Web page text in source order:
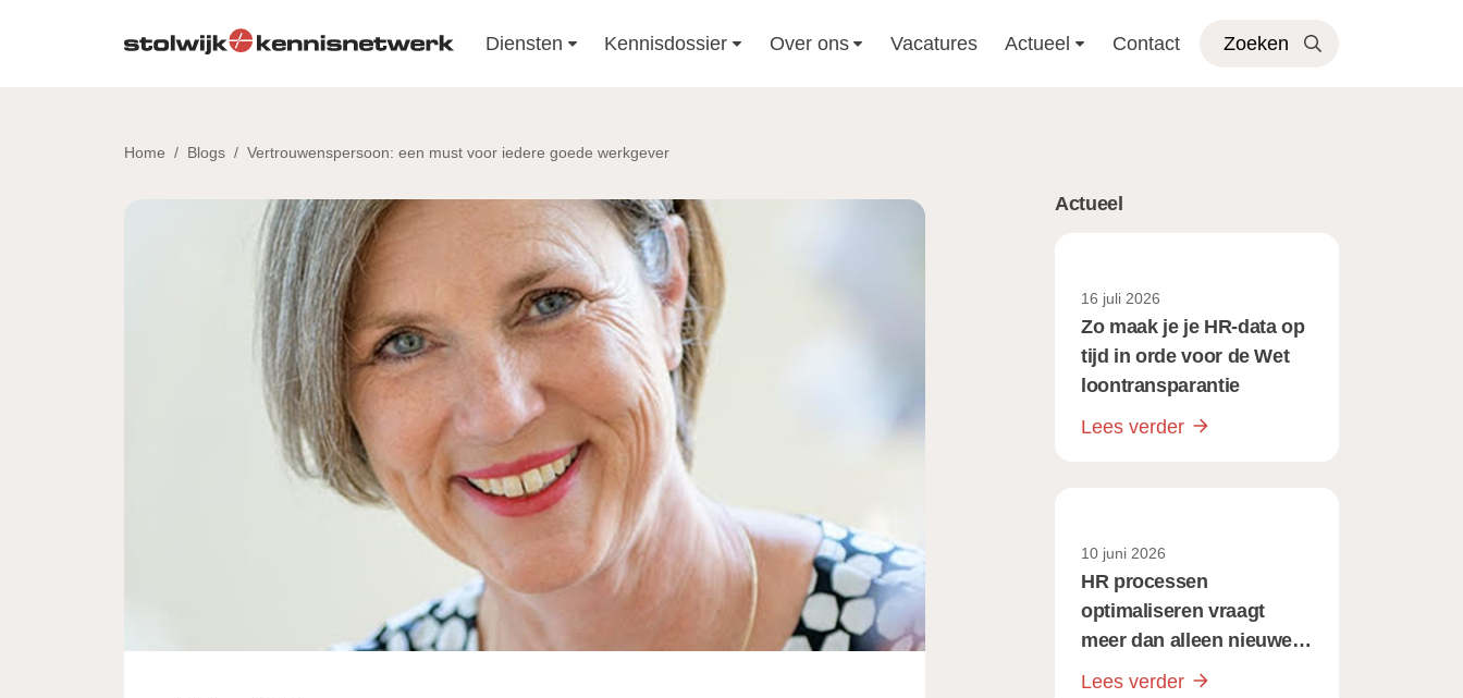
Diensten
Kennisdossier Over ons Vacatures Actueel Contact Zoeken
Home / Blogs / Vertrouwenspersoon: een must voor iedere goede werkgever
Actueel
16 juli 2026
Zo maak je je HR-data op
tijd in orde voor de Wet
loontransparantie
Lees verder
10 juni 2026
HR processen
optimaliseren vraagt
meer dan alleen nieuwe
software
Lees verder